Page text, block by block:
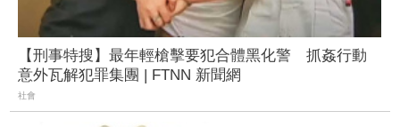
【刑事特搜】最年輕槍擊要犯合體黑化警 抓姦行動
意外瓦解犯罪集團 | FTNN 新聞網
社會